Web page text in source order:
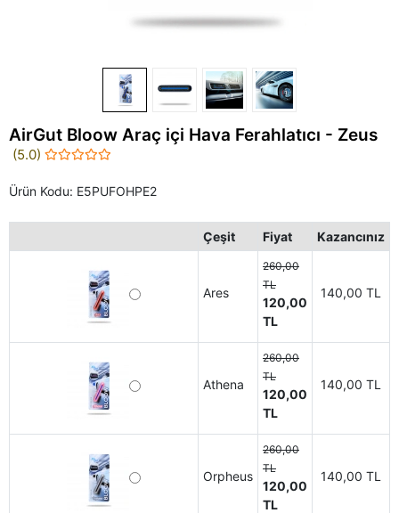
AirGut Bloow Araç içi Hava Ferahlatıcı - Zeus
(5.0)
Ürün Kodu: E5PUFOHPE2
Çeşit Fiyat Kazancınız
Ares
260,00
TL
120,00
TL
140,00 TL
Athena
260,00
TL
120,00
TL
140,00 TL
Orpheus
260,00
TL
120,00
TL
140,00 TL